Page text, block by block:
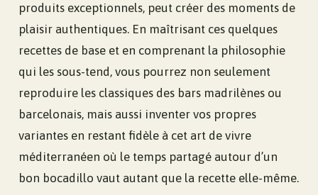
produits exceptionnels, peut créer des moments de
plaisir authentiques. En maîtrisant ces quelques
recettes de base et en comprenant la philosophie
qui les sous-tend, vous pourrez non seulement
reproduire les classiques des bars madrilènes ou
barcelonais, mais aussi inventer vos propres
variantes en restant fidèle à cet art de vivre
méditerranéen où le temps partagé autour d’un
bon bocadillo vaut autant que la recette elle-même.